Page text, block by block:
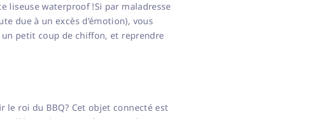
liseuse waterproof !Si par maladresse
due à un excès d’émotion), vous
un petit coup de chiffon, et reprendre
le roi du BBQ? Cet objet connecté est